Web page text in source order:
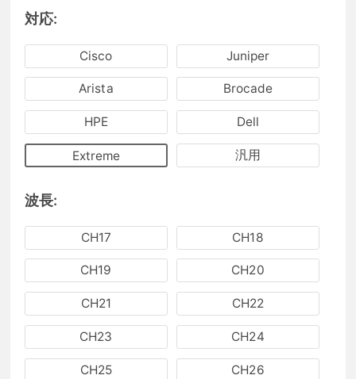
対応:
Cisco Juniper
Arista Brocade
HPE Dell
Extreme 汎用
波長:
CH17 CH18
CH19 CH20
CH21 CH22
CH23 CH24
CH25 CH26